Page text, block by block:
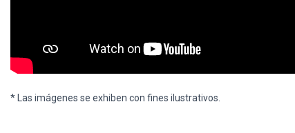
* Las imágenes se exhiben con fines ilustrativos.